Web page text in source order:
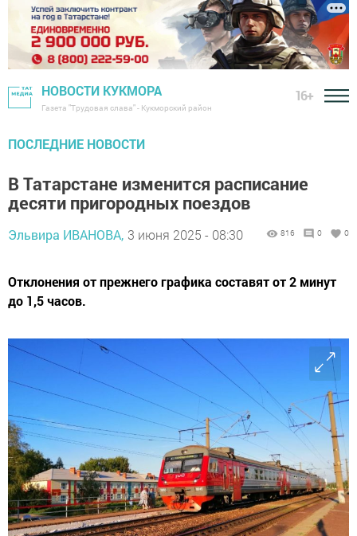
НОВОСТИ КУКМОРА
Газета "Трудовая слава" - Кукморский район
16+
ПОСЛЕДНИЕ НОВОСТИ
В Татарстане изменится расписание
десяти пригородных поездов
Эльвира ИВАНОВА, 3 июня 2025 - 08:30 816 0 0
Отклонения от прежнего графика составят от 2 минут
до 1,5 часов.